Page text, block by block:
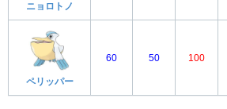
ニョロトノ
ペリッパー
60 50 100